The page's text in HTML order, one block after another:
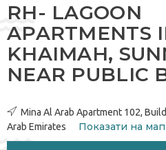
RH- LAGOON
APARTMENTS
KHAIMAH,
NEAR PUBLIC
Mina Al Arab Apartment 102,
Arab Emirates
Показати на